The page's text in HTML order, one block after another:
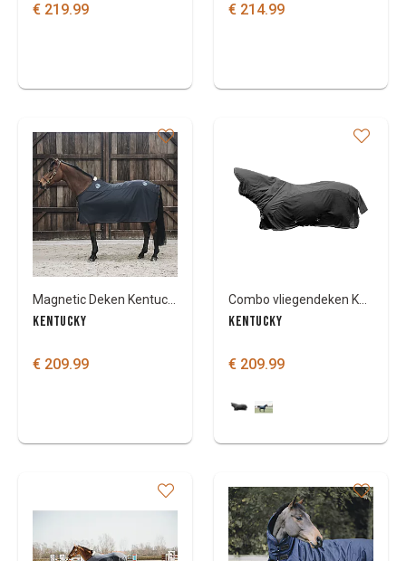
€ 219.99 € 214.99
KENTUCKY
€ 209.99
KENTUCKY
€ 209.99